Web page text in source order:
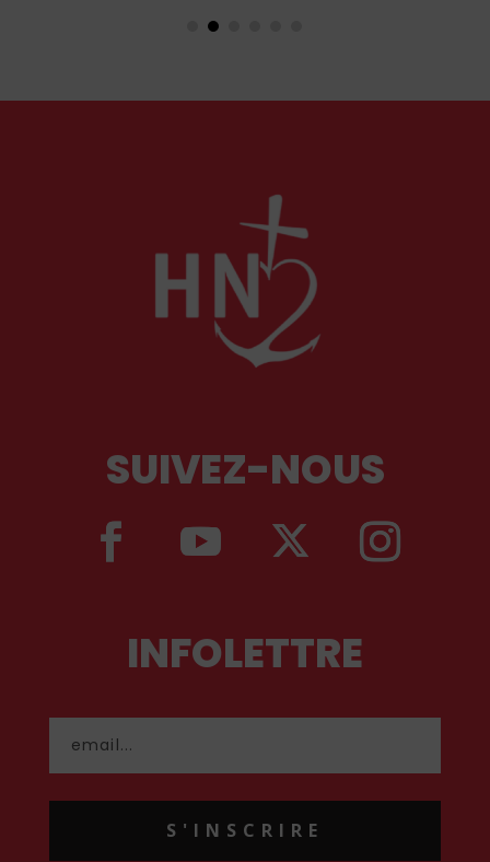
dans un style qui tranche avec les ceux qui
SUIVEZ-NOUS
INFOLETTRE
S'INSCRIRE